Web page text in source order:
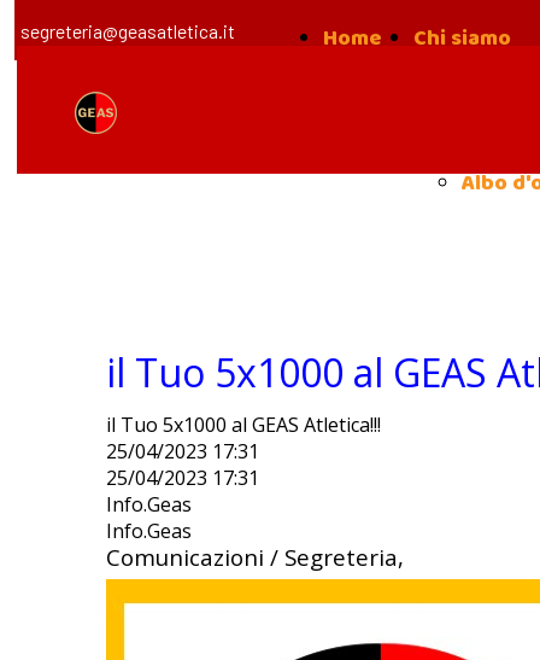
segreteria@geasatletica.it Home
Chi siamo
Albo
il Tuo 5x1000 al GEAS
il Tuo 5x1000 al GEAS Atletica!!!
25/04/2023 17:31
25/04/2023 17:31
Info.Geas
Info.Geas
Comunicazioni / Segreteria,